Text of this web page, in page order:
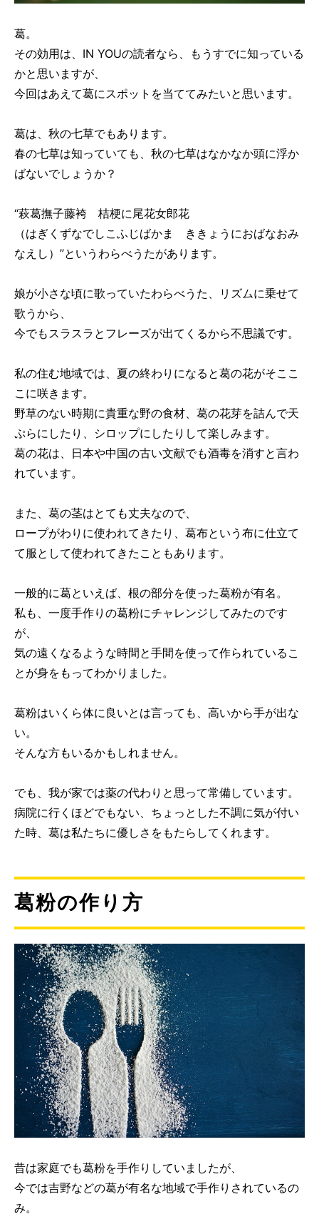
葛。
その効用は、IN YOUの読者なら、もうすでに知っている
かと思いますが、
今回はあえて葛にスポットを当ててみたいと思います。
葛は、秋の七草でもあります。
春の七草は知っていても、秋の七草はなかなか頭に浮か
ばないでしょうか？
“萩葛撫子藤袴 桔梗に尾花女郎花
（はぎくずなでしこふじばかま ききょうにおばなおみ
なえし）”というわらべうたがあります。
娘が小さな頃に歌っていたわらべうた、リズムに乗せて
歌うから、
今でもスラスラとフレーズが出てくるから不思議です。
私の住む地域では、夏の終わりになると葛の花がそここ
こに咲きます。
野草のない時期に貴重な野の食材、葛の花芽を詰んで天
ぷらにしたり、シロップにしたりして楽しみます。
葛の花は、日本や中国の古い文献でも酒毒を消すと言わ
れています。
また、葛の茎はとても丈夫なので、
ロープがわりに使われてきたり、葛布という布に仕立て
て服として使われてきたこともあります。
一般的に葛といえば、根の部分を使った葛粉が有名。
私も、一度手作りの葛粉にチャレンジしてみたのです
が、
気の遠くなるような時間と手間を使って作られているこ
とが身をもってわかりました。
葛粉はいくら体に良いとは言っても、高いから手が出な
い。
そんな方もいるかもしれません。
でも、我が家では薬の代わりと思って常備しています。
病院に行くほどでもない、ちょっとした不調に気が付い
た時、葛は私たちに優しさをもたらしてくれます。
葛粉の作り方
昔は家庭でも葛粉を手作りしていましたが、
今では吉野などの葛が有名な地域で手作りされているの
み。